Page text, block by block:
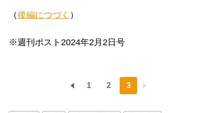
（後編につづく ）
※週刊ポスト2024年2月2日号
1 2 3